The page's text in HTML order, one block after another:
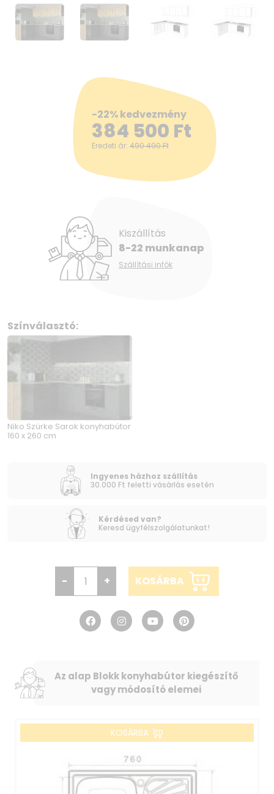
-22% kedvezmény
384 500 Ft
Eredeti ár: 490 490Ft
Kiszállítás
8-22 munkanap
Szállítási infók
Színválasztó:
Niko Szürke Sarok konyhabútor
160 x 260 cm
Ingyenes házhoz szállítás
30.000 Ft feletti vásárlás esetén
Kérdésed van?
Keresd ügyfélszolgálatunkat!
- + KOSÁRBA
Az alap Blokk konyhabútor kiegészítő
vagy módosító elemei
KOSÁRBA